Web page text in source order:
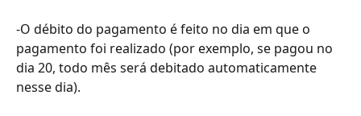
-O débito do pagamento é feito no dia em que o
pagamento foi realizado (por exemplo, se pagou no
dia 20, todo mês será debitado automaticamente
nesse dia).